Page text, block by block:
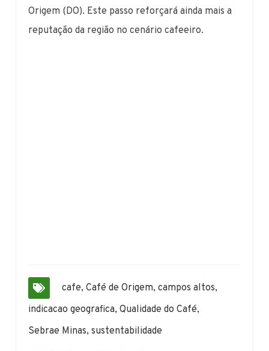
Origem (DO). Este passo reforçará ainda mais a
reputação da região no cenário cafeeiro.
cafe,Café de Origem,campos altos,
indicacao geografica,Qualidade do Café,
Sebrae Minas,sustentabilidade